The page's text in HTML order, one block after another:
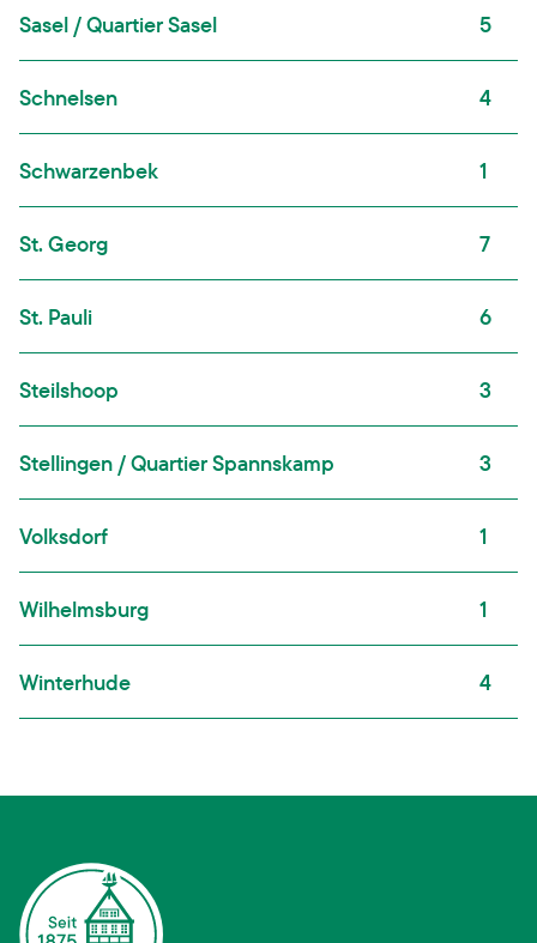
Sasel / Quartier Sasel 5
Schnelsen 4
Schwarzenbek 1
St. Georg 7
St. Pauli 6
Steilshoop 3
Stellingen / Quartier Spannskamp 3
Volksdorf 1
Wilhelmsburg 1
Winterhude 4